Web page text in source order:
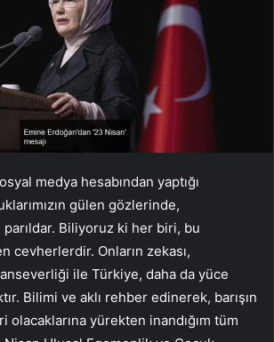
medya hesabından yaptığı
gülen gözlerinde,
parıldar. Biliyoruz ki her biri, bu
cevherlerdir. Onların zekası,
ile Türkiye, daha da yüce
Bilimi ve aklı rehber edinerek, barışın
yürekten inandığım tüm